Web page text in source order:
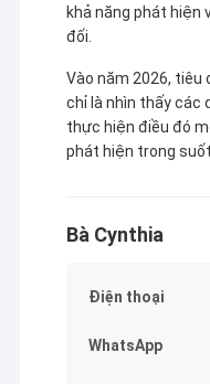
khả năng phát
đối.
Vào năm 2026, tiêu
chỉ là nhìn thấy các
thực hiện điều đó
phát hiện trong
Bà Cynthia
Điện thoại
WhatsApp